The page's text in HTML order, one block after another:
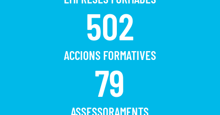
502
ACCIONS FORMATIVES
79
ASSESSORAMENTS